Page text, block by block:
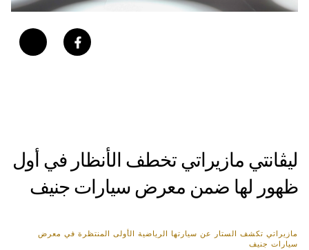
ليڤانتي مازيراتي تخطف الأنظار في أول
ظهور لها ضمن معرض سيارات جنيف
مازيراتي تكشف الستار عن سيارتها الرياضية الأولى المنتظرة في معرض
سيارات جنيف